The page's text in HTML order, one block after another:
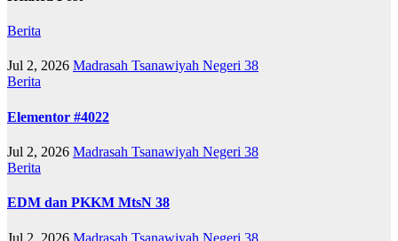
EDM dan PKKM MtsN 38
Jul 2, 2026 Madrasah Tsanawiyah Negeri 38
marked*